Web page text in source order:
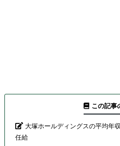
この記事
大塚ホールディングスの平均年
任給